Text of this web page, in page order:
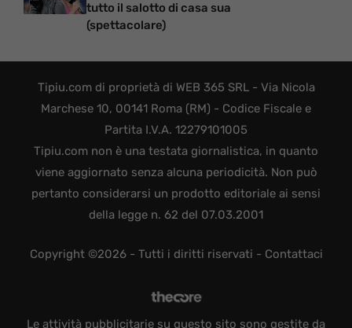
tutto il salotto di casa sua
(spettacolare)
Tipiu.com di proprietà di WEB 365 SRL - Via Nicola
Marchese 10, 00141 Roma (RM) - Codice Fiscale e
Partita I.V.A. 12279101005
Tipiu.com non è una testata giornalistica, in quanto
viene aggiornato senza alcuna periodicità. Non può
pertanto considerarsi un prodotto editoriale ai sensi
della legge n. 62 del 07.03.2001
Copyright ©2026 - Tutti i diritti riservati - Contattaci
Le attività pubblicitarie su questo sito sono gestite da